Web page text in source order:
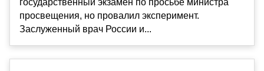
просвещения, но провалил эксперимент.
Заслуженный врач России и...